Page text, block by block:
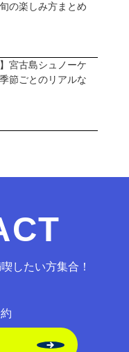
の楽しみ方まとめ
宮古島シュノーケ
節ごとのリアルな
したい方集合！